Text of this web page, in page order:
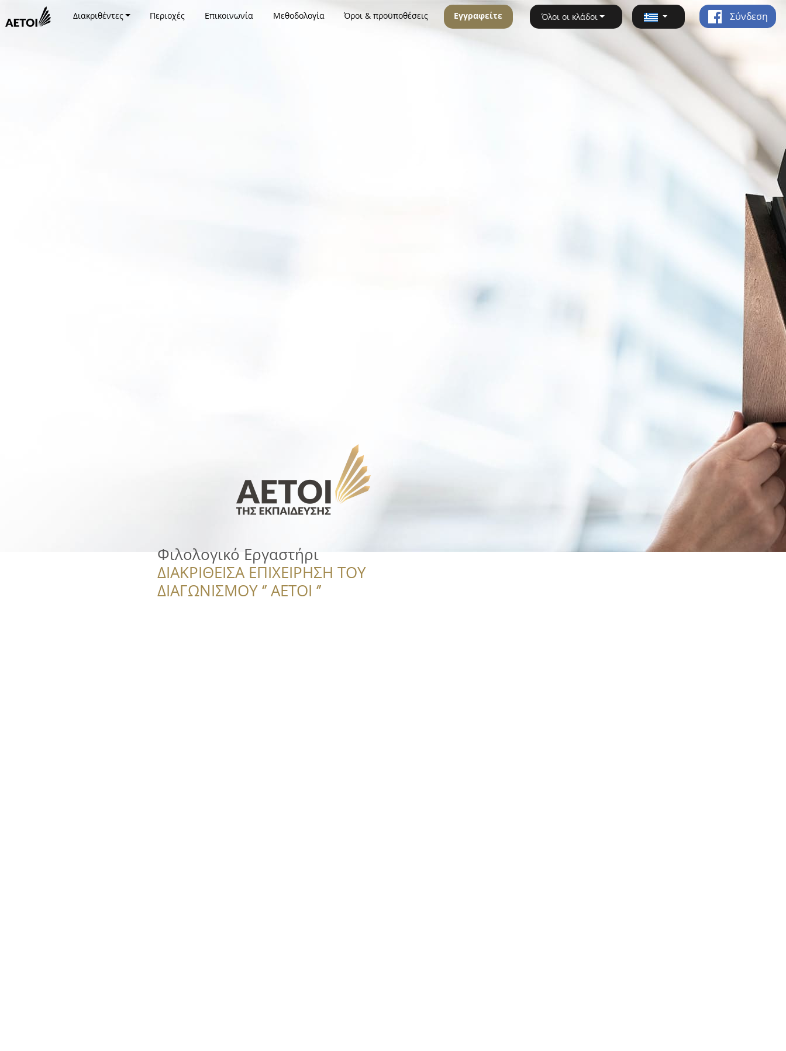
Διακριθέντες Περιοχές Επικοινωνία Μεθοδολογία Όροι & προϋποθέσεις Εγγραφείτε Όλοι οι κλάδοι Σύνδεση
Φιλολογικό Εργαστήρι
ΔΙΑΚΡΙΘΕΙΣΑ ΕΠΙΧΕΙΡΗΣΗ ΤΟΥ
ΔΙΑΓΩΝΙΣΜΟΥ ‘’ ΑΕΤΟΙ ‘’